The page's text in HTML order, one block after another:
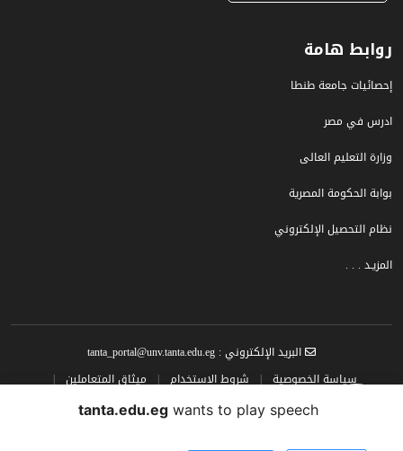
روابط هامة
إحصائيات جامعة طنطا
ادرس في مصر
وزارة التعليم العالى
بوابة الحكومة المصرية
نظام التحصيل الإلكتروني
المزيـد . . .
البريد الإلكتروني : tanta_portal@unv.tanta.edu.eg
سياسة الخصوصية | شروط الاستخدام | ميثاق المتعاملين |
tanta.edu.egwants to play speech